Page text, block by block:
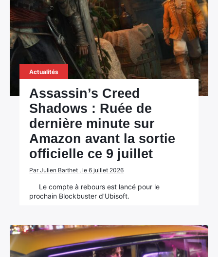
Actualités
Assassin’s Creed
Shadows : Ruée de
dernière minute sur
Amazon avant la sortie
officielle ce 9 juillet
Par Julien Barthet , le 6 juillet 2026
Le compte à rebours est lancé pour le
prochain Blockbuster d'Ubisoft.